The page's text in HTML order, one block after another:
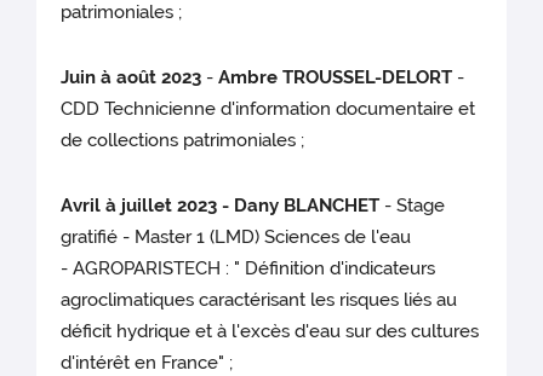
patrimoniales ;
Juin à août 2023 -Ambre TROUSSEL-DELORT -
CDD Technicienne d'information documentaire et
de collections patrimoniales ;
Avril à juillet 2023 - Dany BLANCHET - Stage
gratifié - Master 1 (LMD) Sciences de l'eau
- AGROPARISTECH : " Définition d'indicateurs
agroclimatiques caractérisant les risques liés au
déficit hydrique et à l'excès d'eau sur des cultures
d'intérêt en France" ;